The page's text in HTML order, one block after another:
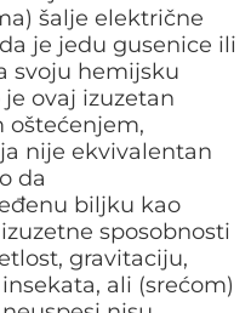
šalje električne
je jedu gusenice ili
svoju hemijsku
ovaj izuzetan
oštećenjem,
nije ekvivalentan
da
biljku kao
sposobnosti
gravitaciju,
ali (srećom)